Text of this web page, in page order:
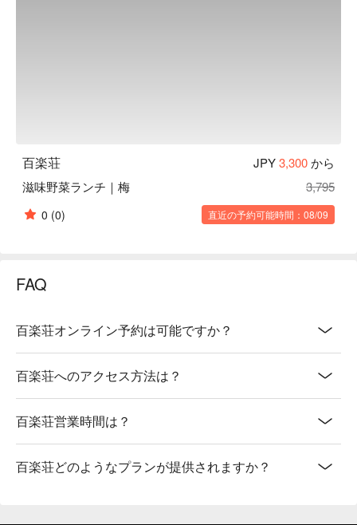
百楽荘 JPY3,300から
滋味野菜ランチ｜梅
3,795
0 (0) 直近の予約可能時間：08/09
FAQ
百楽荘オンライン予約は可能ですか？
百楽荘へのアクセス方法は？
百楽荘営業時間は？
百楽荘どのようなプランが提供されますか？